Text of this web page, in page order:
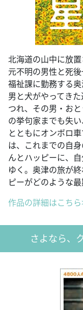
北海道の山中に放
元不明の男性と死
福祉課に勤務する
男と犬がやってき
つれ、その男・お
の挙句家までも失
とともにオンボロ
は、これまでの自
んとハッピーに、
ゆく。奥津の旅が
ピーがどのような
作品の詳細はこち
さよなら、